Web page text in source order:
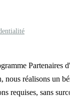
Partenaires
nous réalisons un
requises, sans